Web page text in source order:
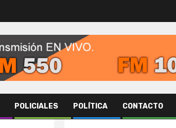
POLICIALES POLÍTICA CONTACTO